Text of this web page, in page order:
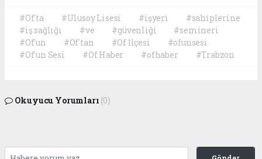
#Of'ta #Ulusoy Lisesi #işyeri
#sahiplerine
#iş sağlığı
#ve #güvenliği
#semineri
#Of'un
#Of'tan #Of İlçesi
#ofunsesi
#Of'un Sesi
#Of Haber #ofhaber #Trabzon
Okuyucu Yorumları (0)